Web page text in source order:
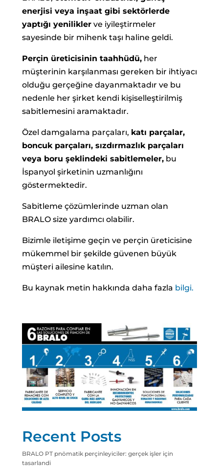
enerjisi veya inşaat gibi sektörlerde
yaptığı yeniliklerve iyileştirmeler
sayesinde bir mihenk taşı haline geldi.
Perçin üreticisinin taahhüdü,her
müşterinin karşılanması gereken bir ihtiyacı
olduğu gerçeğine dayanmaktadır ve bu
nedenle her şirket kendi kişiselleştirilmiş
sabitlemesini aramaktadır.
Özel damgalama parçaları, katı parçalar,
boncuk parçaları, sızdırmazlık parçaları
veya boru şeklindeki sabitlemeler,bu
İspanyol şirketinin uzmanlığını
göstermektedir.
Sabitleme çözümlerinde uzman olan
BRALO size yardımcı olabilir.
Bizimle iletişime geçin ve perçin üreticisine
mükemmel bir şekilde güvenen büyük
müşteri ailesine katılın.
Bu kaynak metin hakkında daha fazla bilgi.
Recent Posts
BRALO PT pnömatik perçinleyiciler: gerçek işler için
tasarlandi